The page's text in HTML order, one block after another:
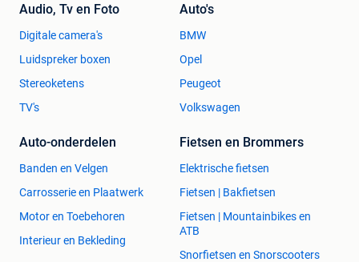
Audio, Tv en Foto
Digitale camera's
Luidspreker boxen
Stereoketens
TV's
Auto's
BMW
Opel
Peugeot
Volkswagen
Auto-onderdelen
Banden en Velgen
Carrosserie en Plaatwerk
Motor en Toebehoren
Interieur en Bekleding
Fietsen en Brommers
Elektrische fietsen
Fietsen | Bakfietsen
Fietsen | Mountainbikes en
ATB
Snorfietsen en Snorscooters